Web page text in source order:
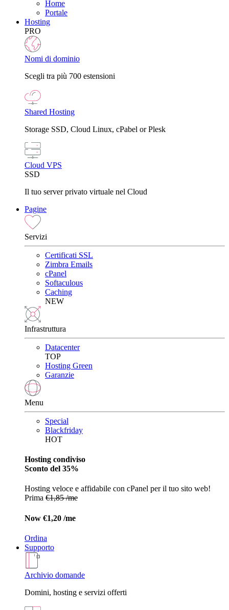
Home
Portale
Hosting
PRO
Nomi di dominio
Scegli tra più 700 estensioni
Shared Hosting
Storage SSD, Cloud Linux, cPabel or Plesk
Cloud VPS
SSD
Il tuo server privato virtuale nel Cloud
Pagine
Servizi
Certificati SSL
Zimbra Emails
cPanel
Softaculous
Caching
NEW
Infrastruttura
Datacenter
TOP
Hosting Green
Garanzie
Menu
Special
Blackfriday
HOT
Hosting condiviso
Sconto del 35%
Hosting veloce e affidabile con cPanel per il tuo sito web!
Prima €1,85 /me
Now €1,20 /me
Ordina
Supporto
Archivio domande
Domini, hosting e servizi offerti